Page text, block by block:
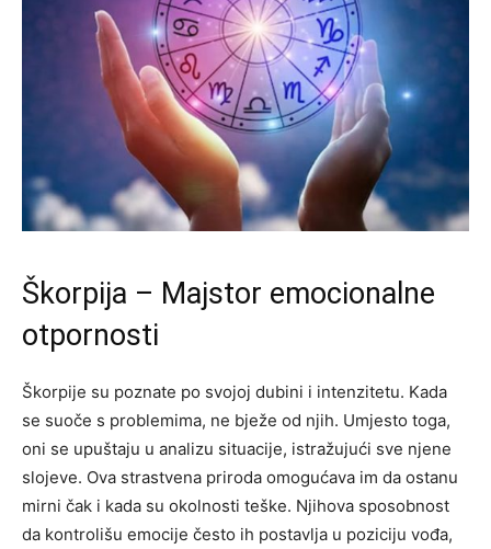
Škorpija – Majstor emocionalne
otpornosti
Škorpije su poznate po svojoj dubini i intenzitetu. Kada
se suoče s problemima, ne bježe od njih. Umjesto toga,
oni se upuštaju u analizu situacije, istražujući sve njene
slojeve. Ova strastvena priroda omogućava im da ostanu
mirni čak i kada su okolnosti teške. Njihova sposobnost
da kontrolišu emocije često ih postavlja u poziciju vođa,